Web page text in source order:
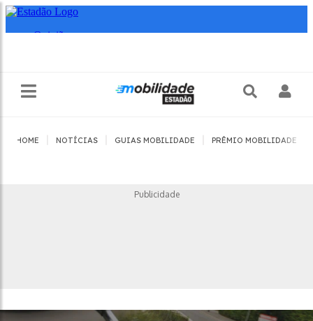
HOME NOTÍCIAS GUIAS MOBILIDADE PRÊMIO MOBILIDADE
Publicidade